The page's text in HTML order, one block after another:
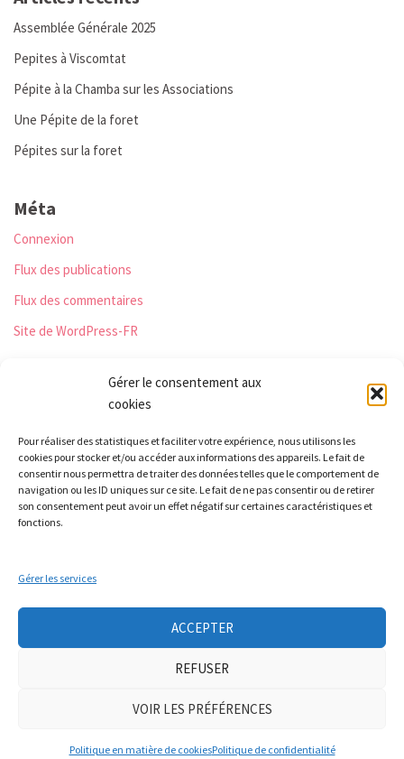
Gérer le consentement aux
cookies
Pour réaliser des statistiques et faciliter votre expérience, nous utilisons les
cookies pour stocker et/ou accéder aux informations des appareils. Le fait de
consentir nous permettra de traiter des données telles que le comportement de
navigation ou les ID uniques sur ce site. Le fait de ne pas consentir ou de retirer
son consentement peut avoir un effet négatif sur certaines caractéristiques et
fonctions.
Gérer les services
ACCEPTER
REFUSER
VOIR LES PRÉFÉRENCES
Politique en matière de cookiesPolitique de confidentialité
Assemblée Générale 2025
Pepites à Viscomtat
Pépite à la Chamba sur les Associations
Une Pépite de la foret
Pépites sur la foret
Méta
Connexion
Flux des publications
Flux des commentaires
Site de WordPress-FR
Le Relais
21 rue Peurière
42440 Noirétable
contact[a]lesmontsquipetillent.org
Collectif LA TERRE
Groupe Nourrir
Ateliers auto-réparation de vélos
Mobicar42
Nous contacter
Mentions légales|politique de confidentialité